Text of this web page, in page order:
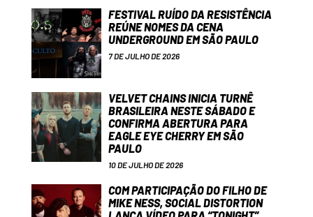
FESTIVAL RUÍDO DA RESISTÊNCIA
REÚNE NOMES DA CENA
UNDERGROUND EM SÃO PAULO
7 DE JULHO DE 2026
VELVET CHAINS INICIA TURNÊ
BRASILEIRA NESTE SÁBADO E
CONFIRMA ABERTURA PARA
EAGLE EYE CHERRY EM SÃO
PAULO
10 DE JULHO DE 2026
COM PARTICIPAÇÃO DO FILHO DE
MIKE NESS, SOCIAL DISTORTION